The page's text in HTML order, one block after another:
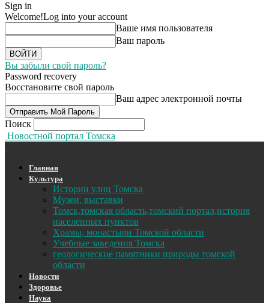
Sign in
Welcome!Log into your account
Ваше имя пользователя
Ваш пароль
Вы забыли свой пароль?
Password recovery
Восстановите свой пароль
Ваш адрес электронной почты
Поиск
Новостной портал Томска
Главная
Культура
Истории улиц Томска
Музеи, выставки
Томск,томская область,томский портал,история
населенных пунктов
Храмы, монастыри Томской области
Учебные заведения Томска
геологические памятники природы томской
области
Новости
Здоровье
Наука